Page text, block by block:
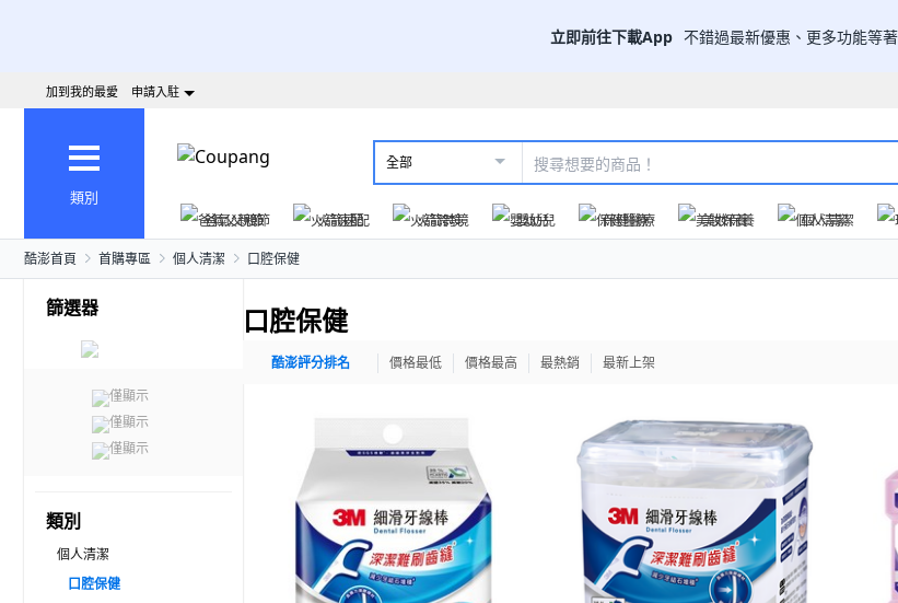
立即前往下載App 不錯過最新優惠、更多功能等著
加到我的最愛 申請入駐
類別
全部
爸氣父親節
火箭速配 火箭跨境 嬰幼兒 保健醫療 美妝保養 個人清潔
酷澎首頁 首購專區 個人清潔 口腔保健
篩選器
僅顯示
僅顯示
僅顯示
類別
個人清潔
口腔保健
口腔保健
酷澎評分排名 價格最低 價格最高 最熱銷 最新上架